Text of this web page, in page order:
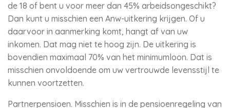
de 18 of bent u voor meer dan 45% arbeidsongeschikt?
Dan kunt u misschien een Anw-uitkering krijgen. Of u
daarvoor in aanmerking komt, hangt af van uw
inkomen. Dat mag niet te hoog zijn. De uitkering is
bovendien maximaal 70% van het minimumloon. Dat is
misschien onvoldoende om uw vertrouwde levensstijl te
kunnen voortzetten.
Partnerpensioen. Misschien is in de pensioenregeling van